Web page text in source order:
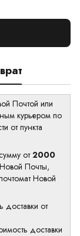
Почтой или
курьером по
от пункта
от2000
Почты,
Новой
доставки от
доставки